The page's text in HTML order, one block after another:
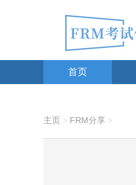
首页
主页 > FRM分享 >